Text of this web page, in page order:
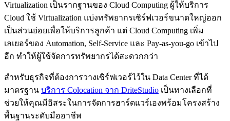
Virtualization เป็นรากฐานของ Cloud Computing ผู้ให้บริการ
Cloud ใช้ Virtualization แบ่งทรัพยากรเซิร์ฟเวอร์ขนาดใหญ่ออก
เป็นส่วนย่อยเพื่อให้บริการลูกค้า แต่ Cloud Computing เพิ่ม
เลเยอร์ของ Automation, Self-Service และ Pay-as-you-go เข้าไป
อีก ทำให้ผู้ใช้จัดการทรัพยากรได้สะดวกกว่า
สำหรับธุรกิจที่ต้องการวางเซิร์ฟเวอร์ไว้ใน Data Center ที่ได้
มาตรฐาน บริการ Colocation จาก DriteStudio เป็นทางเลือกที่
ช่วยให้คุณมีอิสระในการจัดการฮาร์ดแวร์เองพร้อมโครงสร้าง
พื้นฐานระดับมืออาชีพ